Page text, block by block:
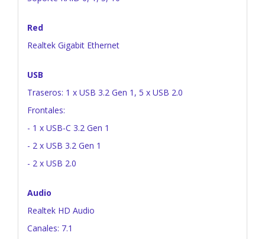
Red
Realtek Gigabit Ethernet
USB
Traseros: 1 x USB 3.2 Gen 1, 5 x USB 2.0
Frontales:
- 1 x USB-C 3.2 Gen 1
- 2 x USB 3.2 Gen 1
- 2 x USB 2.0
Audio
Realtek HD Audio
Canales: 7.1